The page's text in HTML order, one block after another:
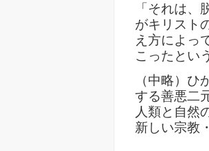
「それは
がキリスト
え方によっ
こったとい
（中略）
する善悪二
人類と自然
新しい宗教